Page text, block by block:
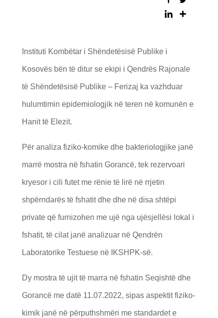
Instituti Kombëtar i Shëndetësisë Publike i
Kosovës bën të ditur se ekipi i Qendrës Rajonale
të Shëndetësisë Publike – Ferizaj ka vazhduar
hulumtimin epidemiologjik në teren në komunën e
Hanit të Elezit.
Për analiza fiziko-komike dhe bakteriologjike janë
marrë mostra në fshatin Gorancë, tek rezervoari
kryesor i cili futet me rënie të lirë në rrjetin
shpërndarës të fshatit dhe dhe në disa shtëpi
private që furnizohen me ujë nga ujësjellësi lokal i
fshatit, të cilat janë analizuar në Qendrën
Laboratorike Testuese në IKSHPK-së.
Dy mostra të ujit të marra në fshatin Seqishtë dhe
Gorancë me datë 11.07.2022, sipas aspektit fiziko-
kimik janë në përputhshmëri me standardet e